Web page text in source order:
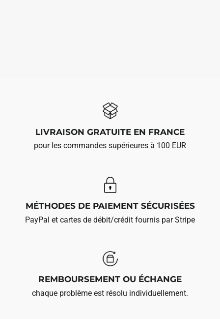
LIVRAISON GRATUITE EN FRANCE
pour les commandes supérieures à 100 EUR
MÉTHODES DE PAIEMENT SÉCURISÉES
PayPal et cartes de débit/crédit fournis par Stripe
REMBOURSEMENT OU ÉCHANGE
chaque problème est résolu individuellement.